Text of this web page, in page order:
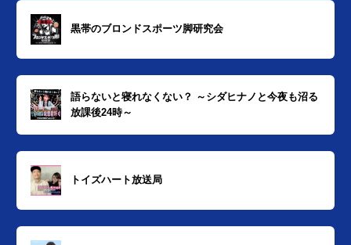
黒帯のブロンドスポーツ脚研究会
語らないと寝れなくない？ ～シダヒナノと今夜も沼る
放課後24時～
トイズハート放送局